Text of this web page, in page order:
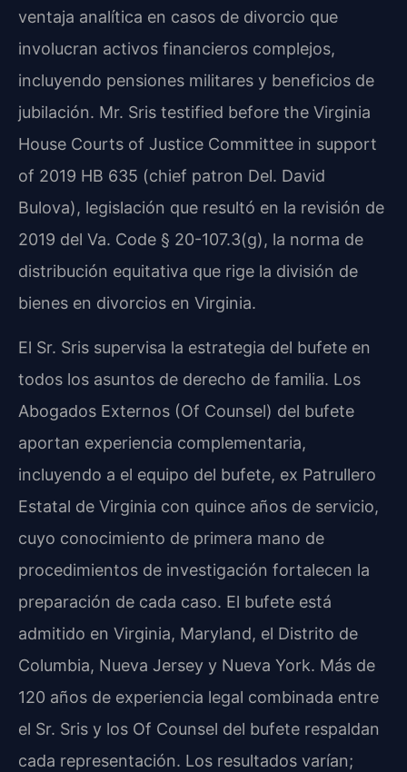
ventaja analítica en casos de divorcio que
involucran activos financieros complejos,
incluyendo pensiones militares y beneficios de
jubilación. Mr. Sris testified before the Virginia
House Courts of Justice Committee in support
of 2019 HB 635 (chief patron Del. David
Bulova), legislación que resultó en la revisión de
2019 del Va. Code § 20-107.3(g), la norma de
distribución equitativa que rige la división de
bienes en divorcios en Virginia.
El Sr. Sris supervisa la estrategia del bufete en
todos los asuntos de derecho de familia. Los
Abogados Externos (Of Counsel) del bufete
aportan experiencia complementaria,
incluyendo a el equipo del bufete, ex Patrullero
Estatal de Virginia con quince años de servicio,
cuyo conocimiento de primera mano de
procedimientos de investigación fortalecen la
preparación de cada caso. El bufete está
admitido en Virginia, Maryland, el Distrito de
Columbia, Nueva Jersey y Nueva York. Más de
120 años de experiencia legal combinada entre
el Sr. Sris y los Of Counsel del bufete respaldan
cada representación. Los resultados varían;